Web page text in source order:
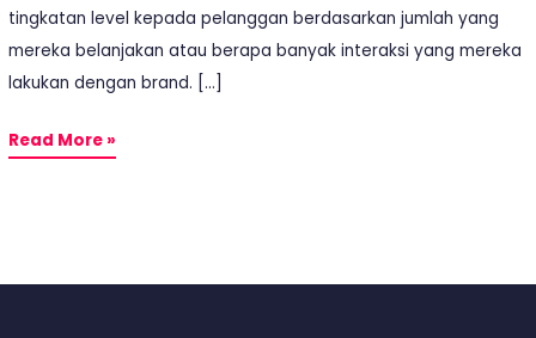
tingkatan level kepada pelanggan berdasarkan jumlah yang
mereka belanjakan atau berapa banyak interaksi yang mereka
lakukan dengan brand. […]
Read More »